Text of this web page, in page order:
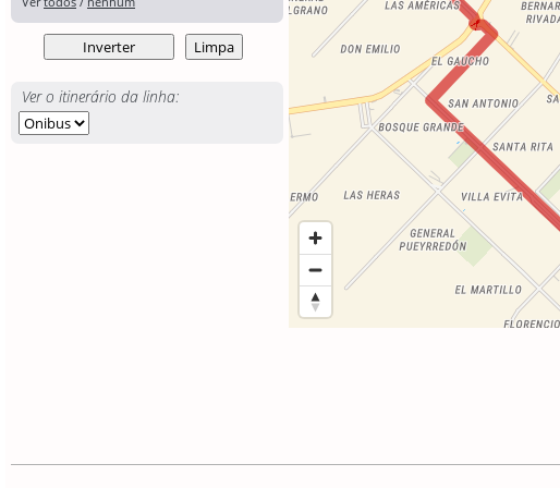
Ver o itinerário da linha: